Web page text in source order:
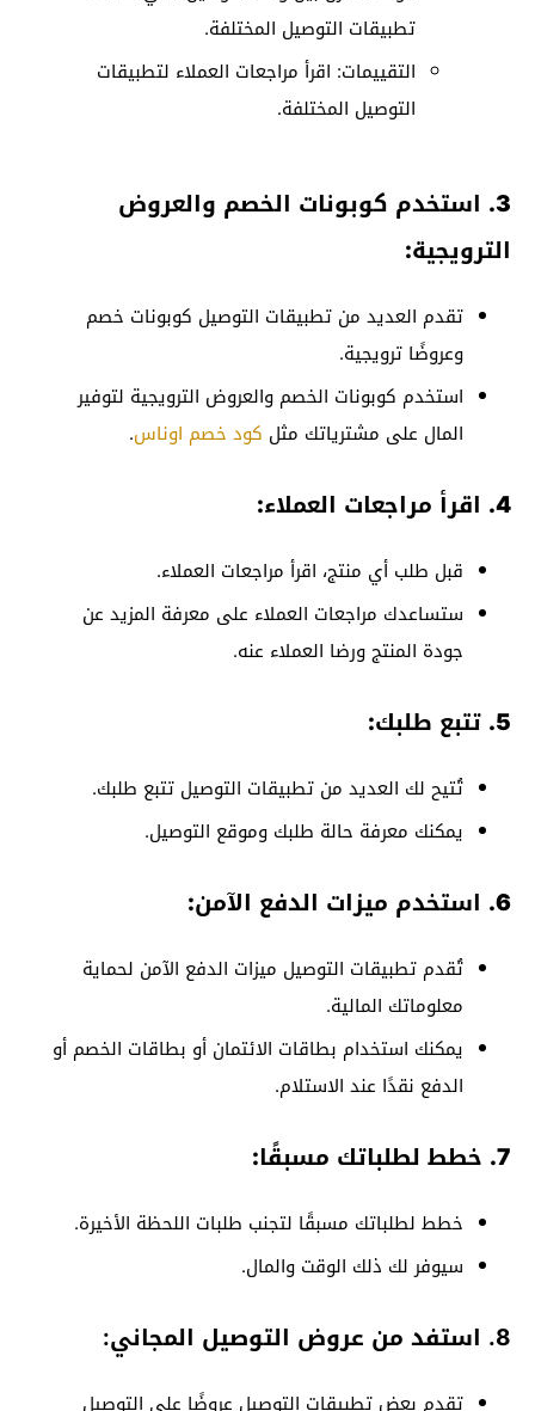
تطبيقات التوصيل المختلفة.
التقييمات: اقرأ مراجعات العملاء لتطبيقات
التوصيل المختلفة.
3. استخدم كوبونات الخصم والعروض
الترويجية:
تقدم العديد من تطبيقات التوصيل كوبونات خصم
وعروضًا ترويجية.
استخدم كوبونات الخصم والعروض الترويجية لتوفير
المال على مشترياتك مثل كود خصم اوناس.
4. اقرأ مراجعات العملاء:
قبل طلب أي منتج، اقرأ مراجعات العملاء.
ستساعدك مراجعات العملاء على معرفة المزيد عن
جودة المنتج ورضا العملاء عنه.
5. تتبع طلبك:
تُتيح لك العديد من تطبيقات التوصيل تتبع طلبك.
يمكنك معرفة حالة طلبك وموقع التوصيل.
6. استخدم ميزات الدفع الآمن:
تُقدم تطبيقات التوصيل ميزات الدفع الآمن لحماية
معلوماتك المالية.
يمكنك استخدام بطاقات الائتمان أو بطاقات الخصم أو
الدفع نقدًا عند الاستلام.
7. خطط لطلباتك مسبقًا:
خطط لطلباتك مسبقًا لتجنب طلبات اللحظة الأخيرة.
سيوفر لك ذلك الوقت والمال.
8. استفد من عروض التوصيل المجاني:
تقدم بعض تطبيقات التوصيل عروضًا على التوصيل